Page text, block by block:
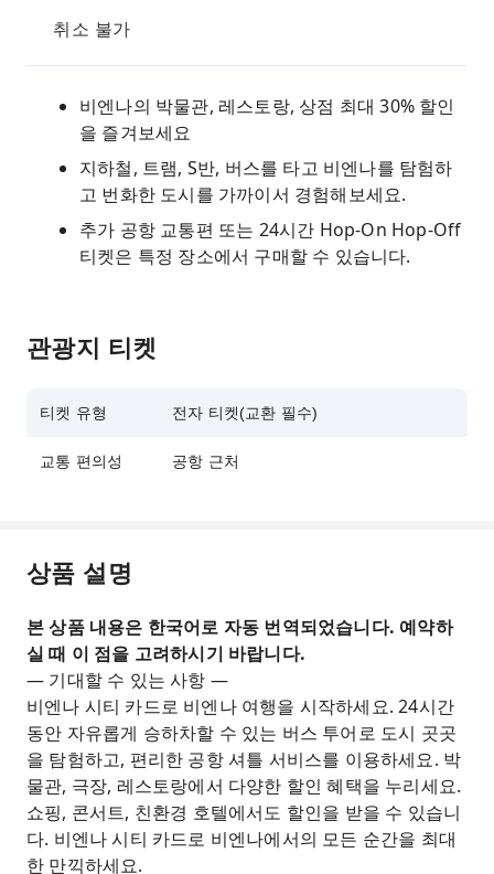
취소 불가
비엔나의 박물관, 레스토랑, 상점 최대 30% 할인
을 즐겨보세요
지하철, 트램, S반, 버스를 타고 비엔나를 탐험하
고 번화한 도시를 가까이서 경험해보세요.
추가 공항 교통편 또는 24시간 Hop-On Hop-Off
티켓은 특정 장소에서 구매할 수 있습니다.
관광지 티켓
티켓 유형 전자 티켓(교환 필수)
교통 편의성 공항 근처
상품 설명
본 상품 내용은 한국어로 자동 번역되었습니다. 예약하
실 때 이 점을 고려하시기 바랍니다.
— 기대할 수 있는 사항 —
비엔나 시티 카드로 비엔나 여행을 시작하세요. 24시간
동안 자유롭게 승하차할 수 있는 버스 투어로 도시 곳곳
을 탐험하고, 편리한 공항 셔틀 서비스를 이용하세요. 박
물관, 극장, 레스토랑에서 다양한 할인 혜택을 누리세요.
쇼핑, 콘서트, 친환경 호텔에서도 할인을 받을 수 있습니
다. 비엔나 시티 카드로 비엔나에서의 모든 순간을 최대
한 만끽하세요.